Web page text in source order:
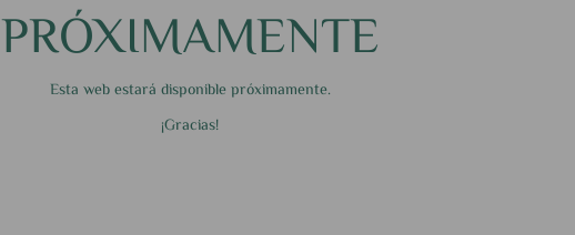
PRÓXIMAMENTE
Esta web estará disponible próximamente.
¡Gracias!